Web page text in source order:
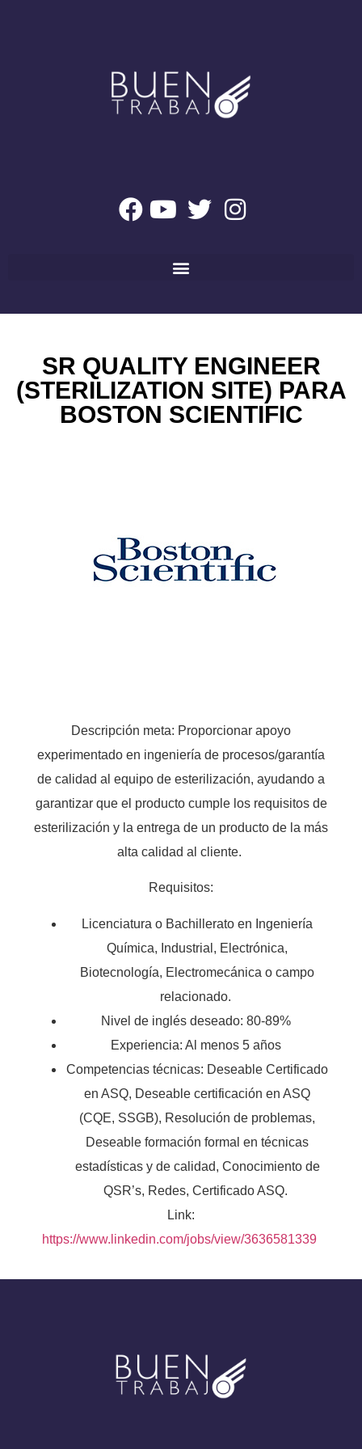
SR QUALITY ENGINEER
(STERILIZATION SITE) PARA
BOSTON SCIENTIFIC
Descripción meta: Proporcionar apoyo
experimentado en ingeniería de procesos/garantía
de calidad al equipo de esterilización, ayudando a
garantizar que el producto cumple los requisitos de
esterilización y la entrega de un producto de la más
alta calidad al cliente.
Requisitos:
Licenciatura o Bachillerato en Ingeniería
Química, Industrial, Electrónica,
Biotecnología, Electromecánica o campo
relacionado.
Nivel de inglés deseado: 80-89%
Experiencia: Al menos 5 años
Competencias técnicas: Deseable Certificado
en ASQ, Deseable certificación en ASQ
(CQE, SSGB), Resolución de problemas,
Deseable formación formal en técnicas
estadísticas y de calidad, Conocimiento de
QSR’s, Redes, Certificado ASQ.
Link:
https://www.linkedin.com/jobs/view/3636581339